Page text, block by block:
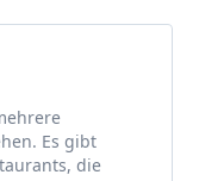
Es gibt
die